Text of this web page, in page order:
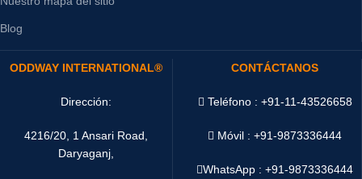
Blog
ODDWAY INTERNATIONAL®
Dirección:
4216/20, 1 Ansari Road,
Daryaganj,
CONTÁCTANOS
Teléfono : +91-11-43526658
Móvil : +91-9873336444
WhatsApp :+91-9873336444